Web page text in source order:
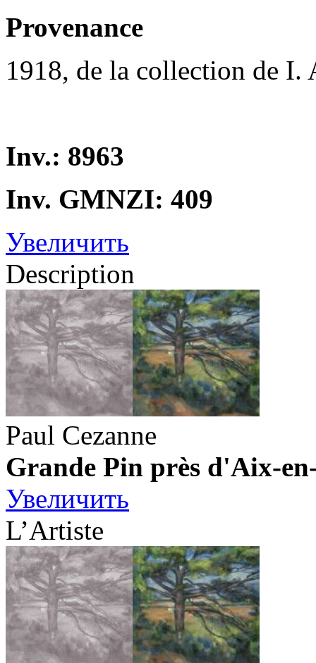
Provenance
1918, de la collection de I.
Inv.: 8963
Inv. GMNZI: 409
Увеличить
Description
Paul Cezanne
Grande Pin près d'Aix-
Увеличить
L’Artiste